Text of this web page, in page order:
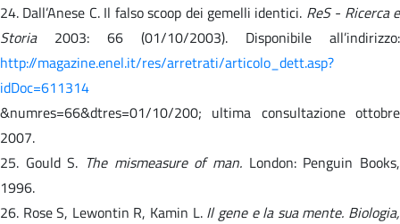
24. Dall’Anese C. Il falso scoop dei gemelli identici. ReS - Ricerca e
Storia 2003: 66 (01/10/2003). Disponibile all’indirizzo:
http://magazine.enel.it/res/arretrati/articolo_dett.asp?
idDoc=611314
&numres=66&dtres=01/10/200; ultima consultazione ottobre
2007.
25. Gould S. The mismeasure of man. London: Penguin Books,
1996.
26. Rose S, Lewontin R, Kamin L. Il gene e la sua mente. Biologia,